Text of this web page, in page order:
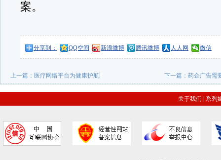
案。
分享到： QQ空间 新浪微博 腾讯微博 人人网 微信
上一篇： 医疗网络平台为健康护航 下一篇：药企广告需
关于我们 系列